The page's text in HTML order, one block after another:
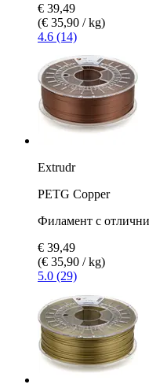
€ 39,49
(€ 35,90 / kg)
4.6 (14)
Extrudr
PETG Copper
Филамент с
€ 39,49
(€ 35,90 / kg)
5.0 (29)